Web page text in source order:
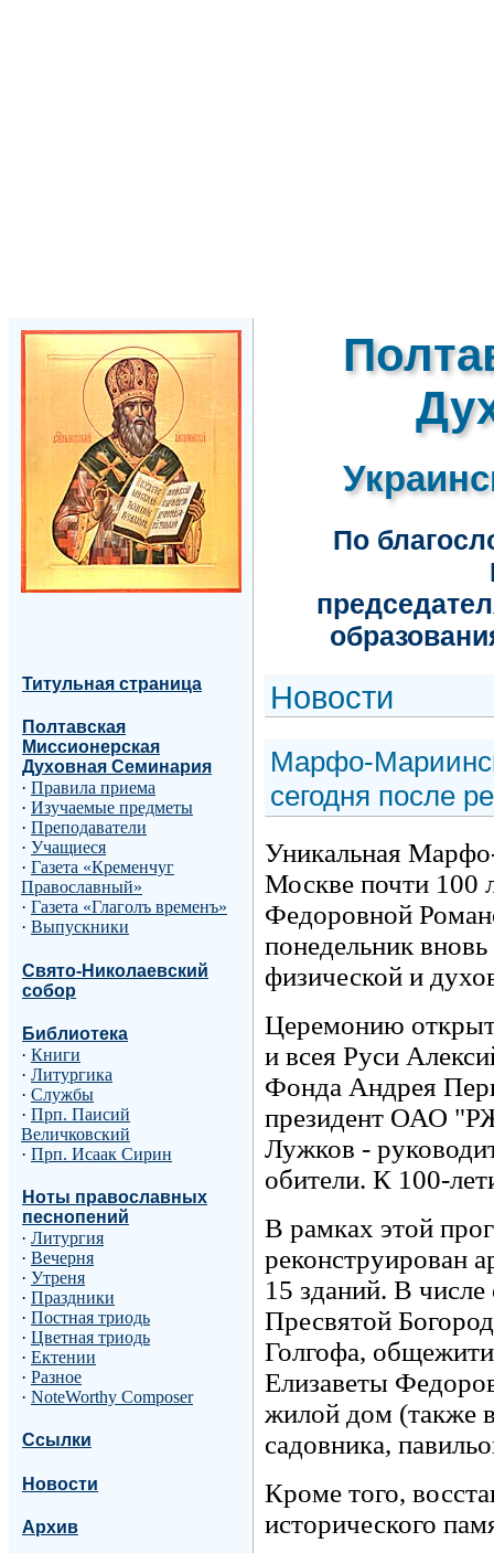
По
Титульная страница
Полтавская
Миссионерская
Духовная Семинария
· Правила приема
· Изучаемые предметы
· Преподаватели
· Учащиеся
· Газета «Кременчуг
Православный»
· Газета «Глаголъ временъ»
· Выпускники
Свято-Николаевский
собор
Библиотека
· Книги
· Литургика
· Службы
· Прп. Паисий
Величковский
· Прп. Исаак Сирин
Ноты православных
песнопений
· Литургия
· Вечерня
· Утреня
· Праздники
· Постная триодь
· Цветная триодь
· Ектении
· Разное
· NoteWorthy Composer
Ссылки
Новости
Архив
Новости
Марфо-
сегодня после
Уникальная
Москве почти 100
Федоровной
понедельник
физической и
Церемонию
и всея Руси
Фонда Андрея
президент ОАО
Лужков -
обители. К 100-
В рамках этой
реконструирован
15 зданий. В
Пресвятой
Голгофа,
Елизаветы
жилой дом (также
садовника,
Кроме того,
исторического